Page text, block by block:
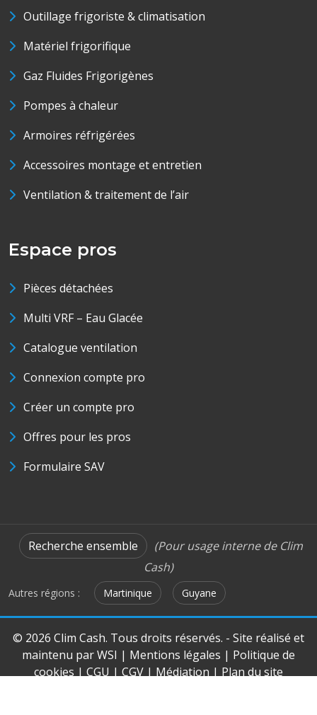
Outillage frigoriste & climatisation
Matériel frigorifique
Gaz Fluides Frigorigènes
Pompes à chaleur
Armoires réfrigérées
Accessoires montage et entretien
Ventilation & traitement de l’air
Espace pros
Pièces détachées
Multi VRF – Eau Glacée
Catalogue ventilation
Connexion compte pro
Créer un compte pro
Offres pour les pros
Formulaire SAV
Recherche ensemble
(Pour usage interne de Clim
Cash)
Autres régions : Martinique Guyane
© 2026 Clim Cash. Tous droits réservés. - Site réalisé et
maintenu parWSI | Mentions légales | Politique de
cookies | CGU | CGV | Médiation | Plan du site